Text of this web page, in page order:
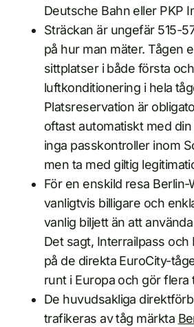
Deutsche Bahn eller PKP
Sträckan är ungefär 515-
på hur man mäter. Tågen
sittplatser i både första
luftkonditionering i hela
Platsreservation är
oftast automatiskt med
inga passkontroller inom
men ta med giltig
För en enskild resa Berlin-
vanligtvis billigare och
vanlig biljett än att
Det sagt, Interrailpass och
på de direkta EuroCity-
runt i Europa och gör flera
De huvudsakliga
trafikeras av tåg märkta